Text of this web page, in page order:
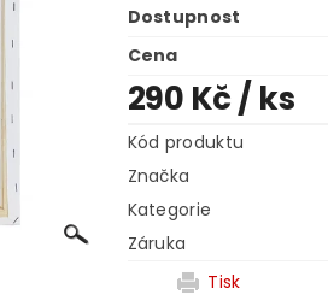
Dostupnost
Cena
290 Kč/ ks
Kód produktu
Značka
Kategorie
Záruka
Tisk